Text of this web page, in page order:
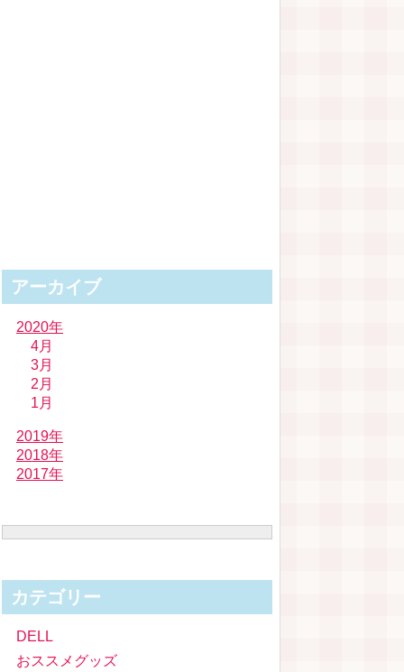
アーカイブ
2020年
4月
3月
2月
1月
2019年
2018年
2017年
カテゴリー
DELL
おススメグッズ